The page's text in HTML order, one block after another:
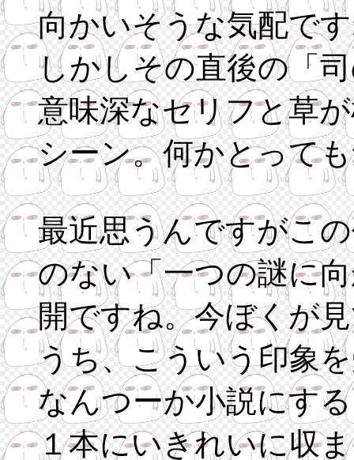
向かいそうな気配で
しかしその直後の「
意味深なセリフと草
シーン。何かとって
最近思うんですがこ
のない「一つの謎に
開ですね。今ぼくが
うち、こういう印象
なんつーか小説にす
１本にいきれいに収